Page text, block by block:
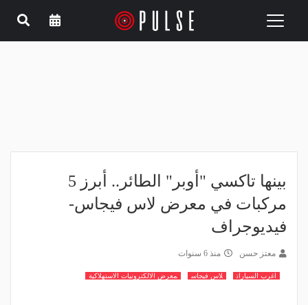
Toggle
بينها تاكسي "أوبر" الطائر.. أبرز 5
مركبات في معرض لاس فيجاس-
فيديوجراف
معتز حسن منذ 6 سنوات
اغرب السيارات لاس فيجاس معرض الالكترونيات الاستهلاكية